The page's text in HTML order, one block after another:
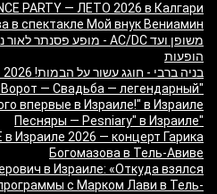
PARTY — ЛЕТО 2026 в Калгари
в спектакле Мой внук Вениамин
הופעות
בניה ברבי - חוגג עשור על הבמות! 2026 - כרטיסים ולוח הופעות
Ворот — Свадьба — легендарный
впервые в Израиле!" в Израиле
"Песняры — Pesniary" в Израиле
Израиле 2026 — концерт Гарика
Богомазова в Тель-Авиве
в Израиле: «Откуда взялся
с Марком Лави в Тель-